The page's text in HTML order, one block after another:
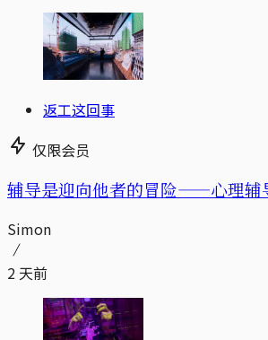
返工这回事
仅限会员
辅导是迎向他者的冒险——心理辅
Simon
2 天前